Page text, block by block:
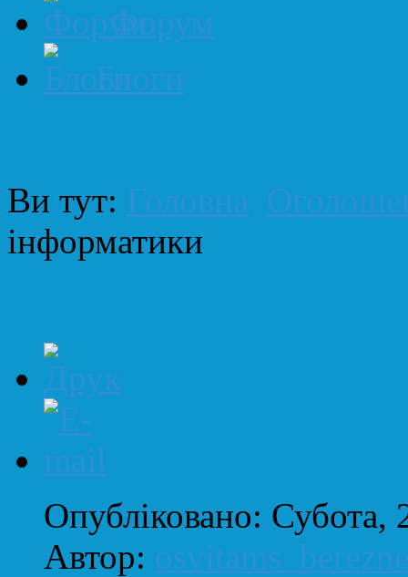
Форум
Блоги
Ви тут: Головна
інформатики
Опубліковано: Субота,
Автор: